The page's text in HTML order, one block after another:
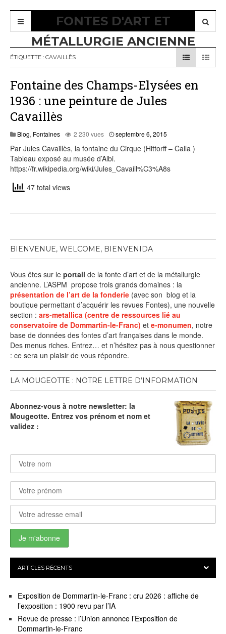
FONTES D'ART ET
MÉTALLURGIE ANCIENNE
ÉTIQUETTE : CAVAILLÈS
Fontaine des Champs-Elysées en
1936 : une peinture de Jules
Cavaillès
Blog, Fontaines 2 230 vues septembre 6, 2015
2015
Par Jules Cavaillès, la fontaine du Cirque (Hittorff – Calla )
Tableau exposé au musée d’Albi.
https://fr.wikipedia.org/wiki/Jules_Cavaill%C3%A8s
47 total views
BIENVENUE, WELCOME, BIENVENIDA
Vous êtes sur le portail de la fonte d’art et de la métallurgie
ancienne. L’ASPM propose trois grands domaines : la
présentation de l’art de la fonderie (avec son blog et la
boutique permettant d’acquérir les revues Fontes), une nouvelle
section : ars-metallica (centre de ressources lié au
conservatoire de Dommartin-le-Franc) et e-monumen, notre
base de données des fontes d’art françaises dans le monde.
Des menus riches. Entrez… et n’hésitez pas à nous questionner
: ce sera un plaisir de vous répondre.
LA MOUGEOTTE : NOTRE LETTRE D’INFORMATION
Abonnez-vous à notre newsletter: la
Mougeotte. Entrez vos prénom et nom et
validez :
ARTICLES RÉCENTS
Exposition de Dommartin-le-Franc : cru 2026 : affiche de
l’exposition : 1900 revu par l’IA
Revue de presse : l’Union annonce l’Exposition de
Dommartin-le-Franc